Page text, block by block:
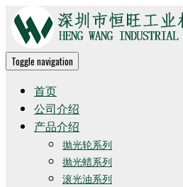
Toggle navigation
首页
公司介绍
产品介绍
抛光轮系列
抛光蜡系列
滚光油系列